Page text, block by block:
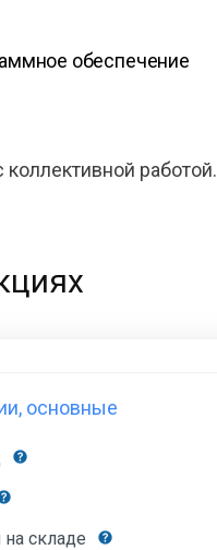
обеспечение
работой.
основные
складе